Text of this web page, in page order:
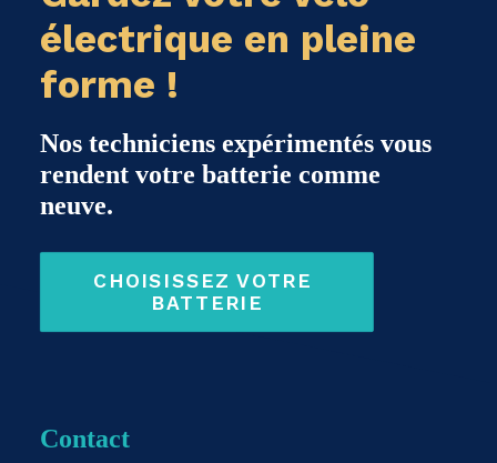
électrique en pleine
forme !
Nos techniciens expérimentés vous
rendent votre batterie comme
neuve.
CHOISISSEZ VOTRE
BATTERIE
Contact